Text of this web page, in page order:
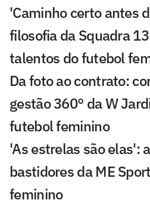
'Caminho certo antes
filosofia da Squadra
talentos do futebol
Da foto ao contrato:
gestão 360° da W
futebol feminino
'As estrelas são elas':
bastidores da ME
feminino